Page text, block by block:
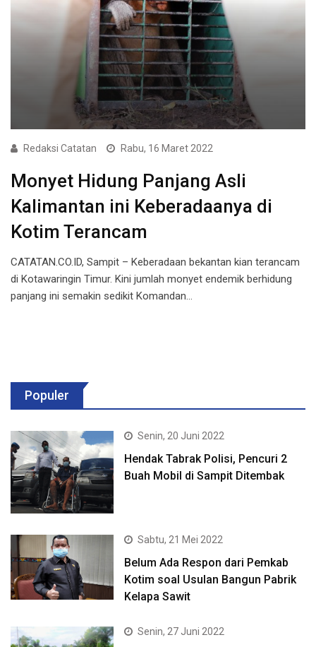
Redaksi Catatan Rabu, 16 Maret 2022
Monyet Hidung Panjang Asli
Kalimantan ini Keberadaanya di
Kotim Terancam
CATATAN.CO.ID, Sampit – Keberadaan bekantan kian terancam
di Kotawaringin Timur. Kini jumlah monyet endemik berhidung
panjang ini semakin sedikit Komandan…
Populer
Senin, 20 Juni 2022
Hendak Tabrak Polisi, Pencuri 2
Buah Mobil di Sampit Ditembak
Sabtu, 21 Mei 2022
Belum Ada Respon dari Pemkab
Kotim soal Usulan Bangun Pabrik
Kelapa Sawit
Senin, 27 Juni 2022